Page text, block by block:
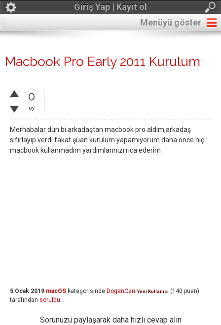
Giriş Yap | Kayıt ol
Menüyü göster
Macbook Pro Early 2011 Kurulum
0
oy
Merhabalar dün bi arkadaştan macbook pro aldım,arkadaş
sıfırlayıp verdi fakat şuan kurulum yapamıyorum daha önce hiç
macbook kullanmadım yardımlarınızı rica ederim
5 Ocak 2019 macOS kategorisinde DoganCan Yeni Kullanıcı (140 puan)
tarafından soruldu
Sorunuzu paylaşarak daha hızlı cevap alın